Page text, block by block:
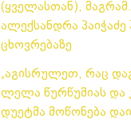
(ყველასთან),
ალექსანდრა პაიჭაძე
ცხოვრებაზე
„აგისრულეთ, რაც
ლელა წურწუმიას და
დუეტმა მოწონება